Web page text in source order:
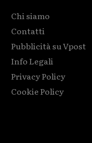
Chi siamo
Contatti
Pubblicità su Vpost
Info Legali
Privacy Policy
Cookie Policy